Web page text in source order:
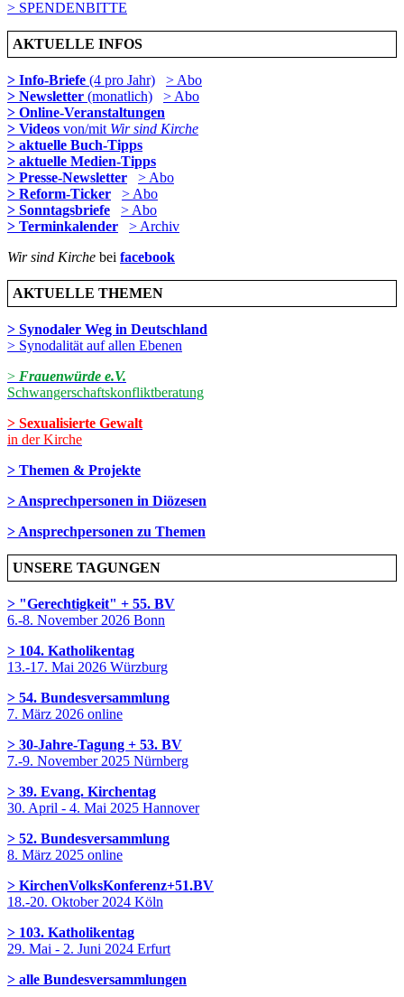
> SPENDENBITTE
AKTUELLE INFOS
> Info-Briefe (4 pro Jahr)
> Abo
> Newsletter (monatlich)
> Abo
> Online-Veranstaltungen
> Videos von/mit Wir sind Kirche
> aktuelle Buch-Tipps
> aktuelle Medien-Tipps
> Presse-Newsletter
> Abo
> Reform-Ticker
> Abo
> Sonntagsbriefe
> Abo
> Terminkalender
> Archiv
Wir sind Kirche bei facebook
AKTUELLE THEMEN
> Synodaler Weg in Deutschland
> Synodalität auf allen Ebenen
> Frauenwürde e.V.
Schwangerschaftskonfliktberatung
> Sexualisierte Gewalt
in der Kirche
> Themen & Projekte
> Ansprechpersonen in Diözesen
> Ansprechpersonen zu Themen
UNSERE TAGUNGEN
> "Gerechtigkeit" + 55. BV
6.-8. November 2026 Bonn
> 104. Katholikentag
13.-17. Mai 2026 Würzburg
> 54. Bundesversammlung
7. März 2026 online
> 30-Jahre-Tagung + 53. BV
7.-9. November 2025 Nürnberg
> 39. Evang. Kirchentag
30. April - 4. Mai 2025 Hannover
> 52. Bundesversammlung
8. März 2025 online
> KirchenVolksKonferenz+51.BV
18.-20. Oktober 2024 Köln
> 103. Katholikentag
29. Mai - 2. Juni 2024 Erfurt
> alle Bundesversammlungen